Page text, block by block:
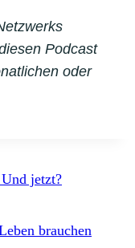
Podcast
oder
jetzt?
brauchen